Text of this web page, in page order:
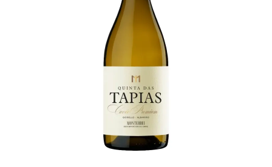
ENGADIR AO CARRO